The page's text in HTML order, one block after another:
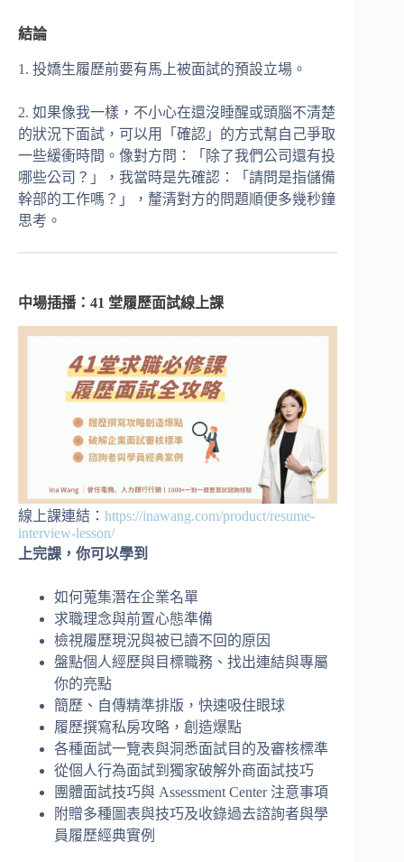
結論
1. 投嬌生履歷前要有馬上被面試的預設立場。
2. 如果像我一樣，不小心在還沒睡醒或頭腦不清楚
的狀況下面試，可以用「確認」的方式幫自己爭取
一些緩衝時間。像對方問：「除了我們公司還有投
哪些公司？」，我當時是先確認：「請問是指儲備
幹部的工作嗎？」，釐清對方的問題順便多幾秒鐘
思考。
中場插播：41 堂履歷面試線上課
線上課連結： https://inawang.com/product/resume-
interview-lesson/
上完課，你可以學到
如何蒐集潛在企業名單
求職理念與前置心態準備
檢視履歷現況與被已讀不回的原因
盤點個人經歷與目標職務、找出連結與專屬
你的亮點
簡歷、自傳精準排版，快速吸住眼球
履歷撰寫私房攻略，創造爆點
各種面試一覽表與洞悉面試目的及審核標準
從個人行為面試到獨家破解外商面試技巧
團體面試技巧與 Assessment Center 注意事項
附贈多種圖表與技巧及收錄過去諮詢者與學
員履歷經典實例